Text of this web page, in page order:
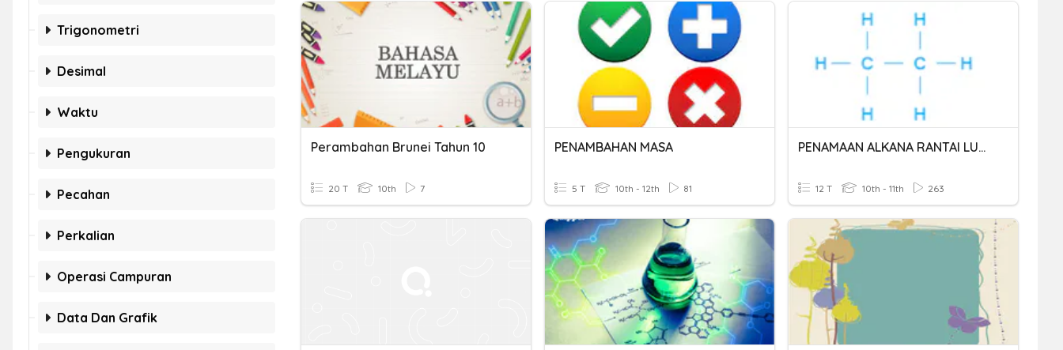
Trigonometri
Desimal
Waktu
Pengukuran
Pecahan
Perkalian
Operasi Campuran
Data Dan Grafik
Perambahan Brunei Tahun 10
20 T 10th 7
PENAMBAHAN MASA
5 T 10th - 12th 81
PENAMAAN ALKANA RANTAI LURUS
12 T 10th - 11th 263